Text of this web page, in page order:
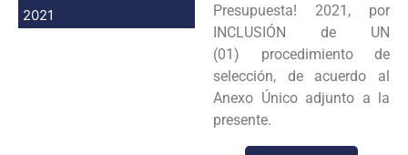
2021
Presupuesta! 2021, por
INCLUSIÓN de UN
(01) procedimiento de
selección, de acuerdo al
Anexo Único adjunto a la
presente.